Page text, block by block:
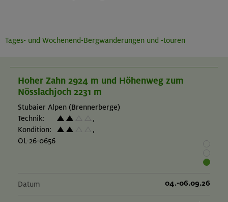
Tages- und Wochenend-Bergwanderungen und -touren
Hoher Zahn 2924 m und Höhenweg zum
Nösslachjoch 2231 m
Stubaier Alpen (Brennerberge)
Technik:
,
Kondition:
,
OL-26-0656
Datum 04.-06.09.26